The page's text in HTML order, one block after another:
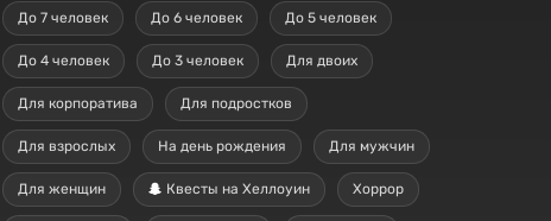
До 7 человек До 6 человек До 5 человек
До 4 человек До 3 человек Для двоих
Для корпоратива Для подростков
Для взрослых На день рождения Для мужчин
Для женщин Квесты на Хеллоуин Хоррор